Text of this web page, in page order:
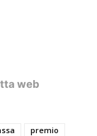
web
premio